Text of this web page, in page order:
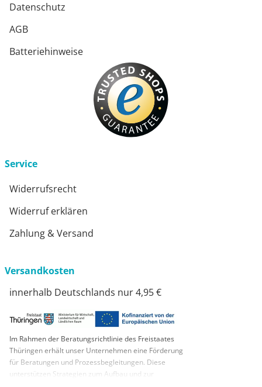
Datenschutz
AGB
Batteriehinweise
Service
Widerrufsrecht
Widerruf erklären
Zahlung & Versand
Versandkosten
innerhalb Deutschlands nur 4,95 €
Im Rahmen der Beratungsrichtlinie des Freistaates
Thüringen erhält unser Unternehmen eine Förderung
für Beratungen und Prozessbegleitungen. Diese
unterstützen Strategien zum Aufbau und zur